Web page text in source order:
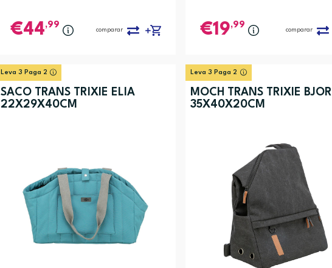
44,99
comparar 19,99
comparar
Leva 3 Paga 2
SACO TRANS TRIXIE ELIA
22X29X40CM
Leva 3 Paga 2
MOCH TRANS TRIXIE BJOR
35X40X20CM